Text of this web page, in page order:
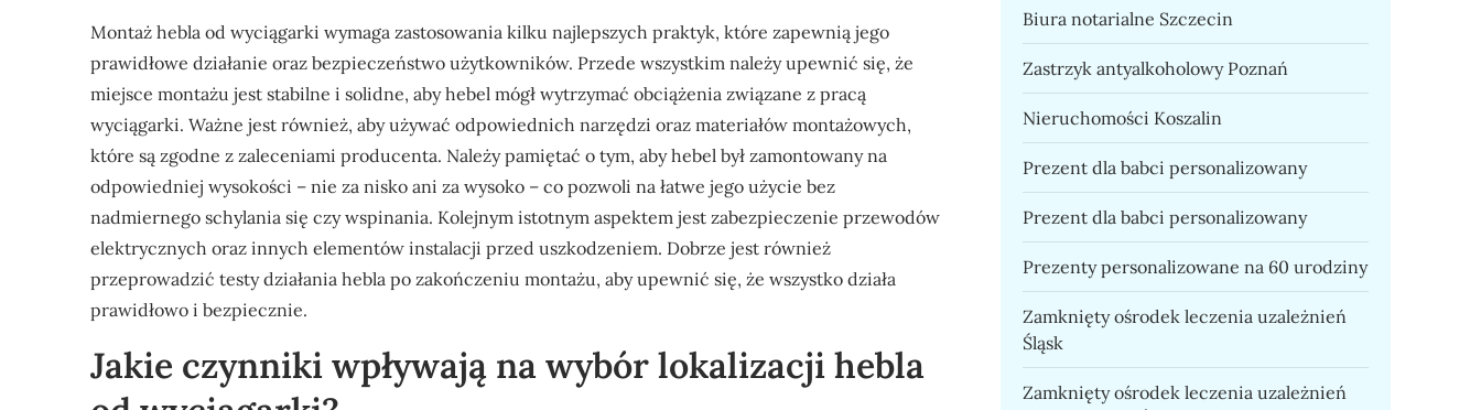
Montaż hebla od wyciągarki wymaga zastosowania kilku najlepszych praktyk, które zapewnią jego
prawidłowe działanie oraz bezpieczeństwo użytkowników. Przede wszystkim należy upewnić się, że
miejsce montażu jest stabilne i solidne, aby hebel mógł wytrzymać obciążenia związane z pracą
wyciągarki. Ważne jest również, aby używać odpowiednich narzędzi oraz materiałów montażowych,
które są zgodne z zaleceniami producenta. Należy pamiętać o tym, aby hebel był zamontowany na
odpowiedniej wysokości – nie za nisko ani za wysoko – co pozwoli na łatwe jego użycie bez
nadmiernego schylania się czy wspinania. Kolejnym istotnym aspektem jest zabezpieczenie przewodów
elektrycznych oraz innych elementów instalacji przed uszkodzeniem. Dobrze jest również
przeprowadzić testy działania hebla po zakończeniu montażu, aby upewnić się, że wszystko działa
prawidłowo i bezpiecznie.
Jakie czynniki wpływają na wybór lokalizacji hebla
Biura notarialne Szczecin
Zastrzyk antyalkoholowy Poznań
Nieruchomości Koszalin
Prezent dla babci personalizowany
Prezent dla babci personalizowany
Prezenty personalizowane na 60 urodziny
Zamknięty ośrodek leczenia uzależnień
Śląsk
Zamknięty ośrodek leczenia uzależnień